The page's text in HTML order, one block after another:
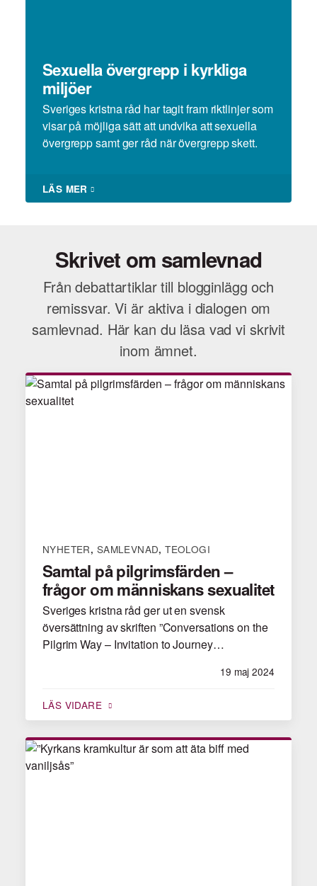
Sexuella övergrepp i kyrkliga
miljöer
Sveriges kristna råd har tagit fram riktlinjer som
visar på möjliga sätt att undvika att sexuella
övergrepp samt ger råd när övergrepp skett.
LÄS MER
Skrivet om samlevnad
Från debattartiklar till blogginlägg och
remissvar. Vi är aktiva i dialogen om
samlevnad. Här kan du läsa vad vi skrivit
inom ämnet.
NYHETER, SAMLEVNAD,TEOLOGI
Samtal på pilgrimsfärden –
frågor om människans sexualitet
19 maj 2024
Sveriges kristna råd ger ut en svensk
översättning av skriften ”Conversations on the
Pilgrim Way – Invitation to Journey…
LÄS VIDARE